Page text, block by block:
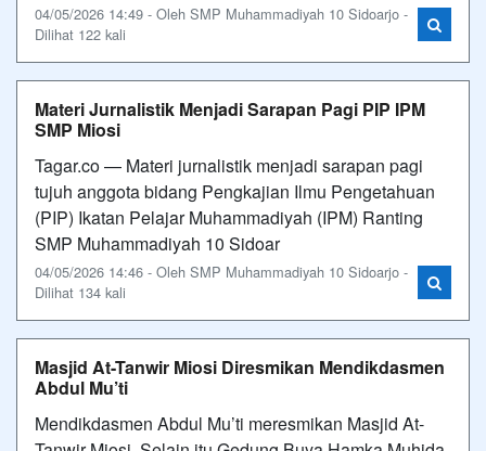
04/05/2026 14:49 - Oleh SMP Muhammadiyah 10 Sidoarjo -
Dilihat 122 kali
Materi Jurnalistik Menjadi Sarapan Pagi PIP IPM
SMP Miosi
Tagar.co — Materi jurnalistik menjadi sarapan pagi
tujuh anggota bidang Pengkajian Ilmu Pengetahuan
(PIP) Ikatan Pelajar Muhammadiyah (IPM) Ranting
SMP Muhammadiyah 10 Sidoar
04/05/2026 14:46 - Oleh SMP Muhammadiyah 10 Sidoarjo -
Dilihat 134 kali
Masjid At-Tanwir Miosi Diresmikan Mendikdasmen
Abdul Mu’ti
Mendikdasmen Abdul Mu’ti meresmikan Masjid At-